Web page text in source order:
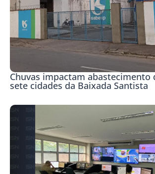
Chuvas impactam abastecimento
sete cidades da Baixada Santista